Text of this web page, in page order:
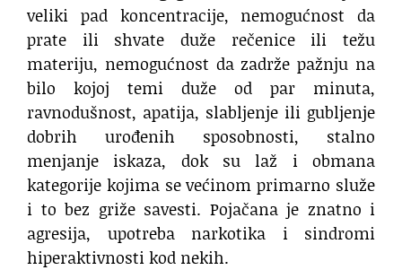
veliki pad koncentracije, nemogućnost da
prate ili shvate duže rečenice ili težu
materiju, nemogućnost da zadrže pažnju na
bilo kojoj temi duže od par minuta,
ravnodušnost, apatija, slabljenje ili gubljenje
dobrih urođenih sposobnosti, stalno
menjanje iskaza, dok su laž i obmana
kategorije kojima se većinom primarno služe
i to bez griže savesti. Pojačana je znatno i
agresija, upotreba narkotika i sindromi
hiperaktivnosti kod nekih.